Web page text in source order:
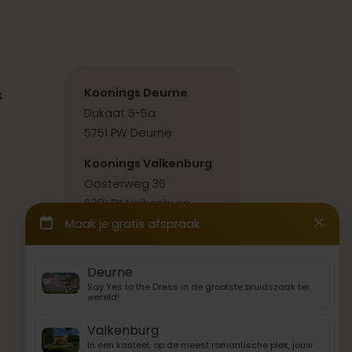
Koonings Deurne
Dukaat 5-5a
5751 PW Deurne
Koonings Valkenburg
Oosterweg 36
6301 PX Valkenburg
Contact & route